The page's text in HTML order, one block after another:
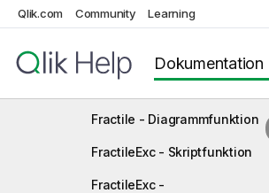
Qlik.com Community Learning
Dokumentation
Correl - Skriptfunktion
Correl - Diagrammfunktion
Fractile - Diagrammfunktion
FractileExc - Skriptfunktion
FractileExc -